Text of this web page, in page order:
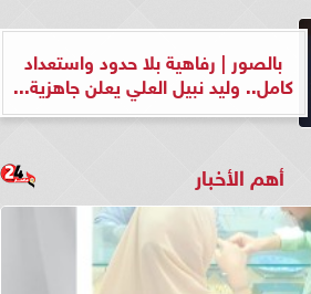
بالصور | رفاهية بلا حدود واستعداد
كامل.. وليد نبيل العلي يعلن جاهزية...
أهم الأخبار